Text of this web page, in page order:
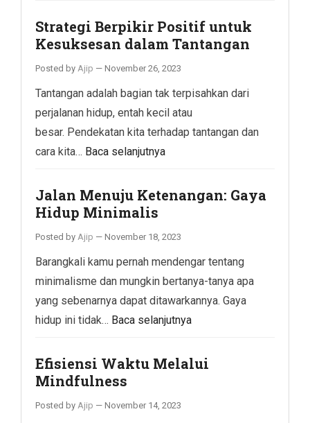
Strategi Berpikir Positif untuk
Kesuksesan dalam Tantangan
Posted by Ajip — November 26, 2023
Tantangan adalah bagian tak terpisahkan dari
perjalanan hidup, entah kecil atau
besar. Pendekatan kita terhadap tantangan dan
cara kita… Baca selanjutnya
Jalan Menuju Ketenangan: Gaya
Hidup Minimalis
Posted by Ajip — November 18, 2023
Barangkali kamu pernah mendengar tentang
minimalisme dan mungkin bertanya-tanya apa
yang sebenarnya dapat ditawarkannya. Gaya
hidup ini tidak… Baca selanjutnya
Efisiensi Waktu Melalui
Mindfulness
Posted by Ajip — November 14, 2023